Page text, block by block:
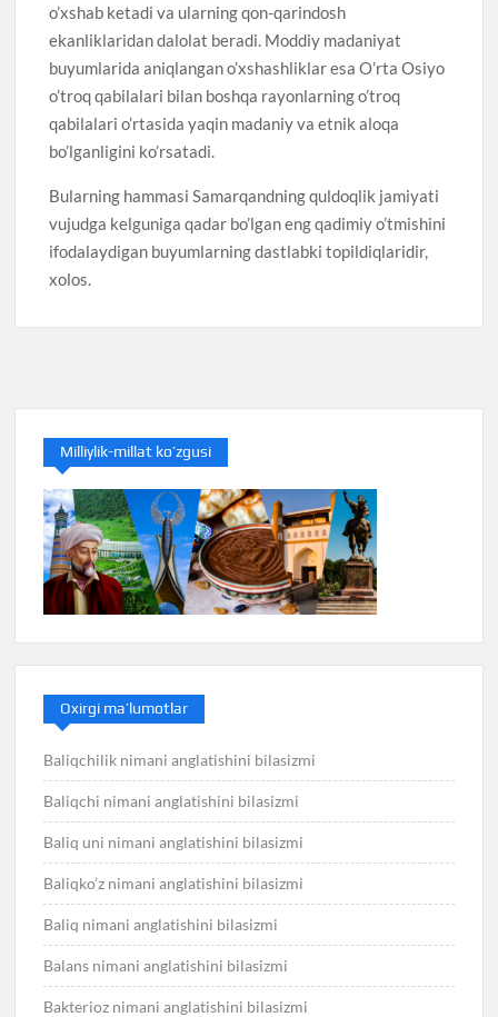
o’xshab ketadi va ularning qon-qarindosh
ekanliklaridan dalolat beradi. Moddiy madaniyat
buyumlarida aniqlangan o’xshashliklar esa O’rta Osiyo
o’troq qabilalari bilan boshqa rayonlarning o’troq
qabilalari o’rtasida yaqin madaniy va etnik aloqa
bo’lganligini ko’rsatadi.
Bularning hammasi Samarqandning quldoqlik jamiyati
vujudga kelguniga qadar bo’lgan eng qadimiy o’tmishini
ifodalaydigan buyumlarning dastlabki topildiqlaridir,
xolos.
Milliylik-millat ko’zgusi
Oxirgi ma’lumotlar
Baliqchilik nimani anglatishini bilasizmi
Baliqchi nimani anglatishini bilasizmi
Baliq uni nimani anglatishini bilasizmi
Baliqko’z nimani anglatishini bilasizmi
Baliq nimani anglatishini bilasizmi
Balans nimani anglatishini bilasizmi
Bakterioz nimani anglatishini bilasizmi